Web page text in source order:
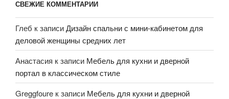
СВЕЖИЕ КОММЕНТАРИИ
Глеб к записиДизайн спальни с мини-кабинетом для
деловой женщины средних лет
Анастасия к записи Мебель для кухни и дверной
портал в классическом стиле
Greggfoure к записи Мебель для кухни и дверной